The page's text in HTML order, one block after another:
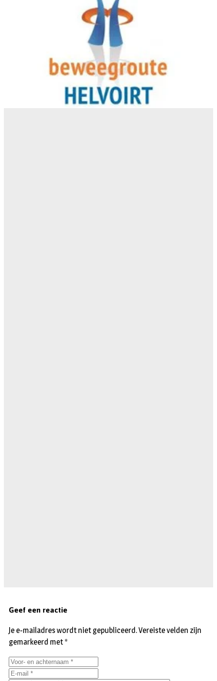
Geef een reactie
Je e-mailadres wordt niet gepubliceerd.Vereiste velden zijn
gemarkeerd met *